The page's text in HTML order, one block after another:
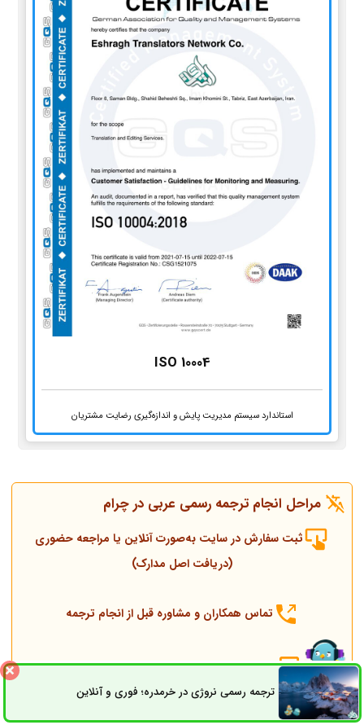
ISO 10004
استاندارد سیستم مدیریت پایش و اندازه‌گیری رضایت مشتریان
مراحل انجام ترجمه رسمی عربی در چرام
ثبت سفارش در سایت به‌صورت آنلاین یا مراجعه حضوری
(دریافت اصل مدارک)
تماس همکاران و مشاوره قبل از انجام ترجمه
انجام ترجمه، مهر و پلمپ توسط مترجم رسمی
ارسال به دادگستری و وزارت امور خارجه
ترجمه رسمی نروژی در خرمدره؛ فوری و آنلاینثبت سفارش راه های ارتباطی